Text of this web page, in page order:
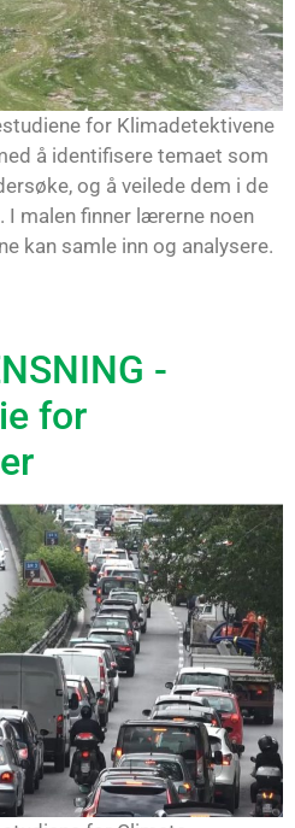
for Klimadetektivene
å identifisere temaet som
og å veilede dem i de
I malen finner lærerne noen
kan samle inn og analysere.
-
for